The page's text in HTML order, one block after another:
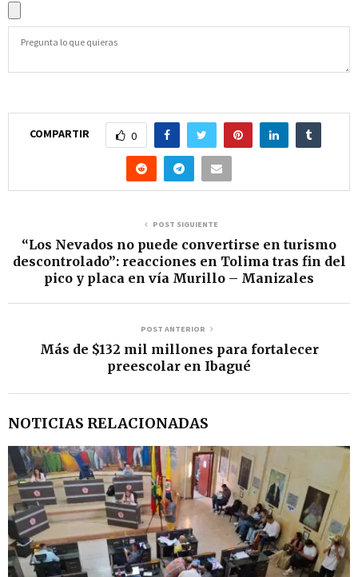
COMPARTIR 0
POST SIGUIENTE
“Los Nevados no puede convertirse en turismo
descontrolado”: reacciones en Tolima tras fin del
pico y placa en vía Murillo – Manizales
POST ANTERIOR
Más de $132 mil millones para fortalecer
preescolar en Ibagué
NOTICIAS RELACIONADAS